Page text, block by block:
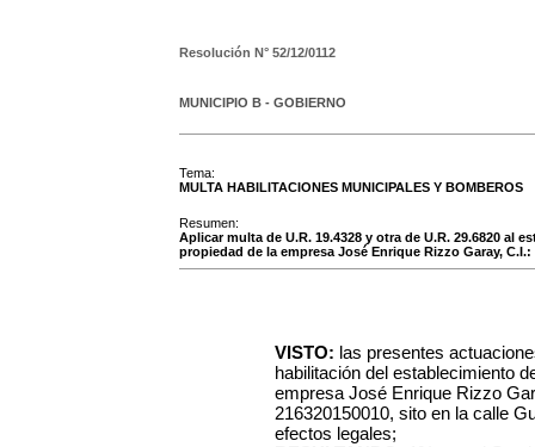
Resolución N° 52/12/0112
MUNICIPIO B - GOBIERNO
Tema:
MULTA HABILITACIONES MUNICIPALES Y BOMBEROS
Resumen:
Aplicar multa de U.R. 19.4328 y otra de U.R. 29.6820 al
propiedad de la empresa José Enrique Rizzo Garay, C.I.:
VISTO: las presentes
habilitación del establecimiento
empresa José Enrique Rizzo
216320150010, sito en la calle
efectos legales;